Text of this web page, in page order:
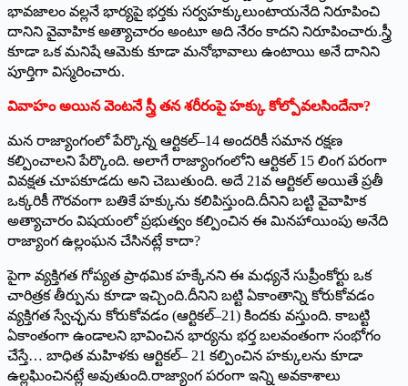
భావజాలం వల్లనే భార్యపై భర్తకు సర్వహక్కులుంటాయనేది నిరూపించి
దానిని వైవాహిక అత్యాచారం అంటూ అది నేరం కాదని నిరూపించారు.స్త్రీ
కూడా ఒక మనిషే ఆమెకు కూడా మనోభావాలు ఉంటాయి అనే దానిని
పూర్తిగా విస్మరించారు.
వివాహం అయిన వెంటనే స్త్రీ తన శరీరంపై హక్కు కోల్పోవలసిందేనా?
మన రాజ్యాంగంలో పేర్కొన్న ఆర్టికల్‌–14 అందరికీ సమాన రక్షణ
కల్పించాలని పేర్కొంది. అలాగే రాజ్యాంగంలోని ఆర్టికల్ 15 లింగ పరంగా
వివక్షత చూపకూడదు అని చెబుతుంది. అదే 21వ ఆర్టికల్ అయితే ప్రతీ
ఒక్కరికీ గౌరవంగా బతికే హక్కును కలిపిస్తుంది.దీనిని బట్టి వైవాహిక
అత్యాచారం విషయంలో ప్రభుత్వం కల్పించిన ఈ మినహాయింపు అనేది
రాజ్యాంగ ఉల్లంఘన చేసినట్లే కాదా?
పైగా వ్యక్తిగత గోప్యత ప్రాథమిక హక్కేనని ఈ మధ్యనే సుప్రీంకోర్టు ఒక
చారిత్రక తీర్పును కూడా ఇచ్చింది.దీనిని బట్టి ఏకాంతాన్ని కోరుకోవడం
వ్యక్తిగత స్వేచ్ఛను కోరుకోవడం (ఆర్టికల్‌–21) కిందకు వస్తుంది. కాబట్టి
ఏకాంతంగా ఉండాలని భావించిన భార్యను భర్త బలవంతంగా సంభోగం
చేస్తే… బాధిత మహిళకు ఆర్టికల్‌– 21 కల్పించిన హక్కులను కూడా
ఉల్లఘించినట్లే అవుతుంది.రాజ్యాంగ పరంగా ఇన్ని అవకాశాలు